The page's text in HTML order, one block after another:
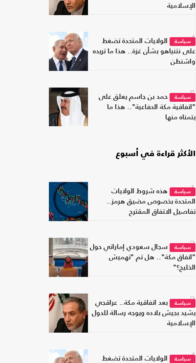
الإسلامية
4سياسة
الولايات المتحدة تضغط
على نتنياهو بشأن غزة.. هذا ما تريده
واشنطن
5سياسة
حمد بن جاسم يعلق على
"اتفاقية مكة الدفاعية".. هذا ما
يتمناه منها
الأكثر قراءة في أسبوع
1سياسة
هذه شروط الولايات
المتحدة بخصوص مضيق هرمز..
تفاصيل الاتفاق المقترح
2سياسة
سجال سعودي إماراتي حول
"اتفاق مكة".. هل تم "تهميش
الخليج؟"
3سياسة
بعد اتفاقية مكة.. عراقجي
يشيد بجيش بلاده ويوجه رسالة للدول
الإسلامية
4سياسة الولايات المتحدة تضغط